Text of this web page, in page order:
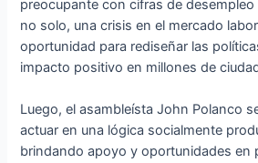
preocupante con cifras de desempleo
no solo, una crisis en el mercado
oportunidad para rediseñar las
impacto positivo en millones de
Luego, el asambleísta John Polanco
actuar en una lógica socialmente
brindando apoyo y oportunidades en